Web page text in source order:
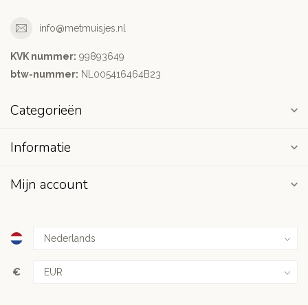
info@metmuisjes.nl
KVK nummer: 99893649
btw-nummer: NL005416464B23
Categorieën
Informatie
Mijn account
€